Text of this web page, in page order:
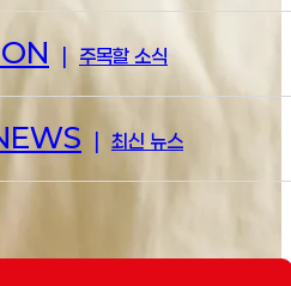
주목할 소식
최신 뉴스